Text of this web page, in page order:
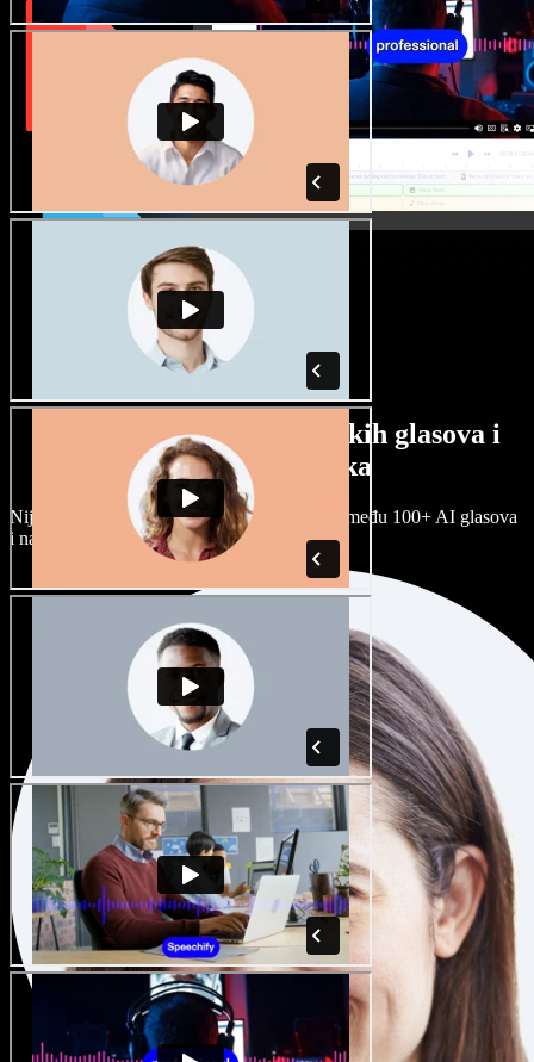
Veliki izbor muških i ženskih glasova i
raznih naglasaka
Nijedan projekt ne mora zvučati isto. Birajte među 100+ AI glasova
i naglasaka i prilagodite ih sebi.